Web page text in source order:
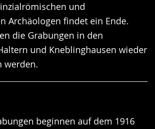
und
Archäologen findet ein Ende.
die Grabungen in den
und Kneblinghausen wieder
werden.
beginnen auf dem 1916